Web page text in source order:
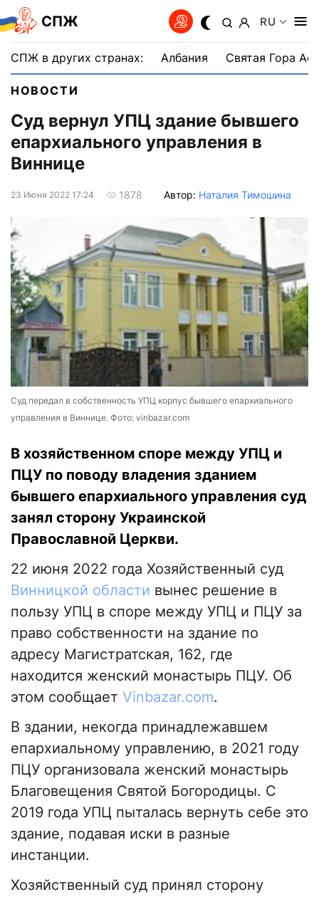
СПЖ RU
СПЖ в других странах: Албания Святая Гора
НОВОСТИ
Суд вернул УПЦ здание бывшего
епархиального управления в
Виннице
23 Июня 2022 17:24 1878 Автор: Наталия Тимошина
Суд передал в собственность УПЦ корпус бывшего епархиального
управления в Виннице. Фото: vinbazar.com
В хозяйственном споре между УПЦ и
ПЦУ по поводу владения зданием
бывшего епархиального управления суд
занял сторону Украинской
Православной Церкви.
22 июня 2022 года Хозяйственный суд
Винницкой области вынес решение в
пользу УПЦ в споре между УПЦ и ПЦУ за
право собственности на здание по
адресу Магистратская, 162, где
находится женский монастырь ПЦУ. Об
этом сообщает Vinbazar.com.
В здании, некогда принадлежавшем
епархиальному управлению, в 2021 году
ПЦУ организовала женский монастырь
Благовещения Святой Богородицы. С
2019 года УПЦ пыталась вернуть себе это
здание, подавая иски в разные
инстанции.
Хозяйственный суд принял сторону